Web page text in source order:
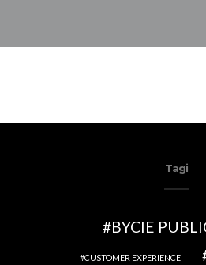
Tagi
BYCIE
CUSTOMER EXPERIENCE